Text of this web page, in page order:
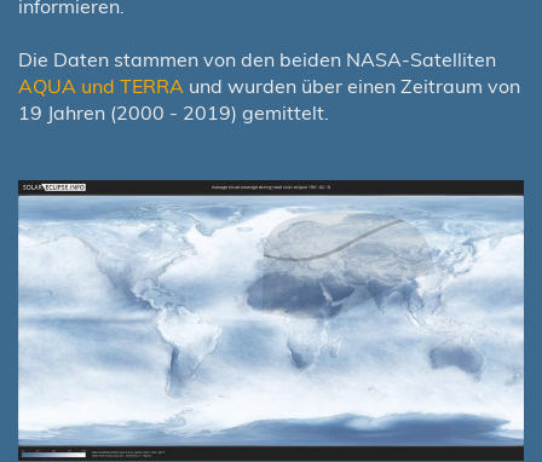
informieren.
Die Daten stammen von den beiden NASA-Satelliten
AQUA und TERRA und wurden über einen Zeitraum von
19 Jahren (2000 - 2019) gemittelt.